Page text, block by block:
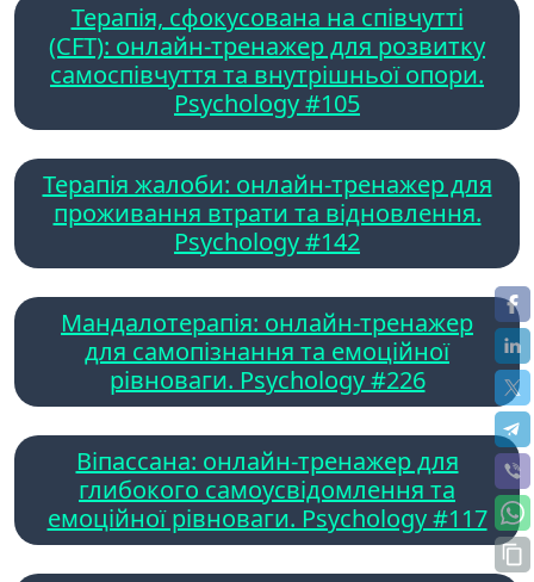
Терапія, сфокусована на співчутті
(CFT): онлайн-тренажер для розвитку
самоспівчуття та внутрішньої опори.
Psychology #105
Терапія жалоби: онлайн-тренажер для
проживання втрати та відновлення.
Psychology #142
Мандалотерапія: онлайн-тренажер
для самопізнання та емоційної
рівноваги. Psychology #226
Віпассана: онлайн-тренажер для
глибокого самоусвідомлення та
емоційної рівноваги. Psychology #117